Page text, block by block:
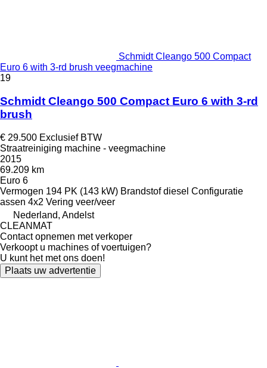
Schmidt Cleango 500 Compact
Euro 6 with 3-rd brush veegmachine
19
Schmidt Cleango 500 Compact Euro 6 with 3-rd
brush
€ 29.500 Exclusief BTW
Straatreiniging machine - veegmachine
2015
69.209 km
Euro 6
Vermogen 194 PK (143 kW) Brandstof diesel Configuratie
assen 4x2 Vering veer/veer
Nederland, Andelst
CLEANMAT
Contact opnemen met verkoper
Verkoopt u machines of voertuigen?
U kunt het met ons doen!
Plaats uw advertentie